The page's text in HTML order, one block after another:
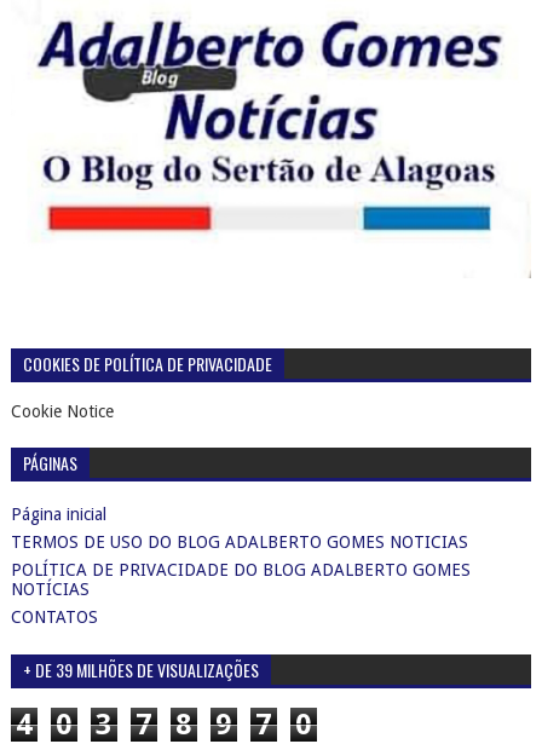
COOKIES DE POLÍTICA DE PRIVACIDADE
Cookie Notice
PÁGINAS
Página inicial
TERMOS DE USO DO BLOG ADALBERTO GOMES NOTICIAS
POLÍTICA DE PRIVACIDADE DO BLOG ADALBERTO GOMES
NOTÍCIAS
CONTATOS
+ DE 39 MILHÕES DE VISUALIZAÇÕES
4 0 3 7 8 9 7 0